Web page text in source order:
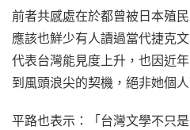
前者共感處在於都曾被日本殖
應該也鮮少有人讀過當代捷克
代表台灣能見度上升，也因近
到風頭浪尖的契機，絕非她個
平路也表示：「台灣文學不只